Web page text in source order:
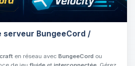
serveur BungeeCord /
en réseau avec BungeeCord ou